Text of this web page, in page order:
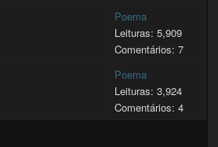
Poema
Leituras: 5,909
Comentários: 7
Poema
Leituras: 3,924
Comentários: 4